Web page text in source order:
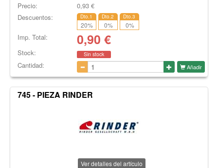
Precio: 0,93€
Descuentos:
Dto.1
20%
Dto.2
0%
Dto.3
0%
Imp. Total: 0,90 €
Stock: Sin stock
Cantidad: Añadir
745 - PIEZA RINDER
Ver detalles del artículo